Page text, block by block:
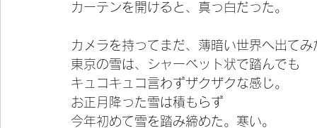
カーテンを開けると、真っ白だった。
カメラを持ってまだ、薄暗い世界へ出てみ
東京の雪は、シャーベット状で踏んでも
キュコキュコ言わずザクザクな感じ。
お正月降った雪は積もらず
今年初めて雪を踏み締めた。寒い。